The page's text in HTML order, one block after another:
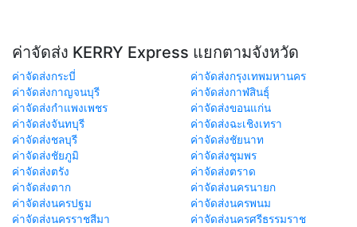
ค่าจัดส่ง KERRY Express แยกตามจังหวัด
ค่าจัดส่งกระบี่
ค่าจัดส่งกรุงเทพมหานคร
ค่าจัดส่งกาญจนบุรี
ค่าจัดส่งกาฬสินธุ์
ค่าจัดส่งกำแพงเพชร
ค่าจัดส่งขอนแก่น
ค่าจัดส่งจันทบุรี
ค่าจัดส่งฉะเชิงเทรา
ค่าจัดส่งชลบุรี
ค่าจัดส่งชัยนาท
ค่าจัดส่งชัยภูมิ
ค่าจัดส่งชุมพร
ค่าจัดส่งตรัง
ค่าจัดส่งตราด
ค่าจัดส่งตาก
ค่าจัดส่งนครนายก
ค่าจัดส่งนครปฐม
ค่าจัดส่งนครพนม
ค่าจัดส่งนครราชสีมา
ค่าจัดส่งนครศรีธรรมราช